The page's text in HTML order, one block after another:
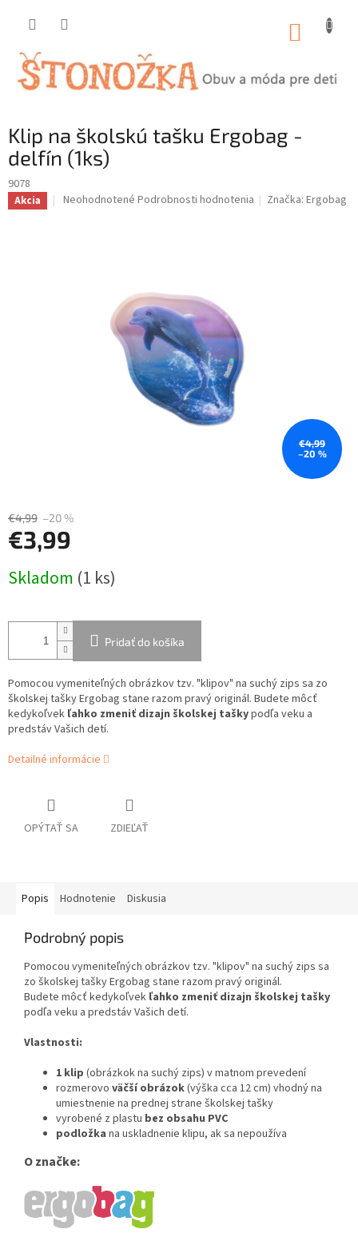
Klip na školskú tašku Ergobag -
delfín (1ks)
9078
Akcia
Priemerné
hviezdičiek.
Neohodnotené Podrobnosti hodnotenia Značka:Ergobag
€4,99
–20 %
€4,99 –20 %
€3,99
cena:
Skladom (1 ks)
Pridať do košíka
Pomocou vymeniteľných obrázkov tzv. "klipov" na suchý zips sa zo
školskej tašky Ergobag stane razom pravý originál. Budete môcť
kedykoľvek ľahko zmeniť dizajn školskej taškypodľa veku a
predstáv Vašich detí.
Detailné informácie
OPÝTAŤ SA ZDIEĽAŤ
Popis Hodnotenie Diskusia
Podrobný popis
Pomocou vymeniteľných obrázkov tzv. "klipov" na suchý zips sa
zo školskej tašky Ergobag stane razom pravý originál.
Budete môcť kedykoľvek ľahko zmeniť dizajn školskej tašky
podľa veku a predstáv Vašich detí.
Vlastnosti:
1 klip (obrázkok na suchý zips) v matnom prevedení
rozmerovo väčší obrázok(výška cca 12 cm) vhodný na
umiestnenie na prednej strane školskej tašky
vyrobené z plastu bez obsahu PVC
podložka na uskladnenie klipu, ak sa nepoužíva
O značke: